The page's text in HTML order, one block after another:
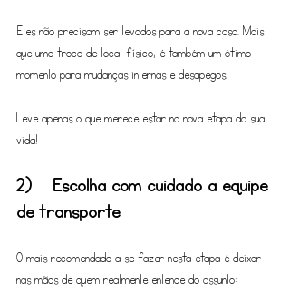
Eles não precisam ser levados para a nova casa. Mais
que uma troca de local físico, é também um ótimo
momento para mudanças internas e desapegos.
Leve apenas o que merece estar na nova etapa da sua
vida!
2)	Escolha com cuidado a equipe
de transporte
O mais recomendado a se fazer nesta etapa é deixar
nas mãos de quem realmente entende do assunto: